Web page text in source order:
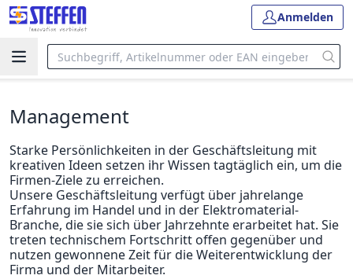
Anmelden
Management
Starke Persönlichkeiten in der Geschäftsleitung mit
kreativen Ideen setzen ihr Wissen tagtäglich ein, um die
Firmen-Ziele zu erreichen.
Unsere Geschäftsleitung verfügt über jahrelange
Erfahrung im Handel und in der Elektromaterial-
Branche, die sie sich über Jahrzehnte erarbeitet hat. Sie
treten technischem Fortschritt offen gegenüber und
nutzen gewonnene Zeit für die Weiterentwicklung der
Firma und der Mitarbeiter.